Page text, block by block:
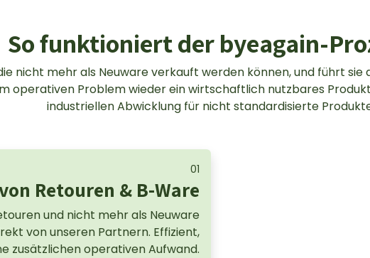
So funktioniert der byeagain-
nicht mehr als Neuware verkauft werden können, und führt
operativen Problem wieder ein wirtschaftlich nutzbares
industriellen Abwicklung für nicht standardisierte
01
Retouren & B-Ware
und nicht mehr als Neuware
von unseren Partnern. Effizient,
zusätzlichen operativen Aufwand.